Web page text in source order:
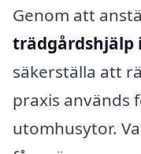
Genom att
trädgårdshjälp
säkerställa att
praxis används
utomhusytor.